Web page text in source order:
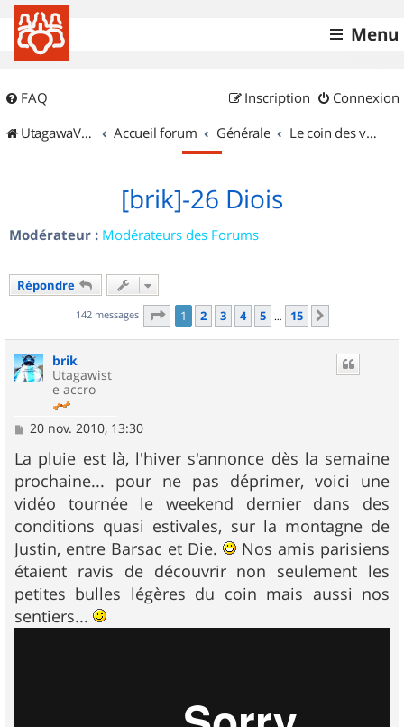
Menu
FAQ Connexion
Inscription
UtagawaVTT (Randos VTT et VTTAE avec traces GPS)
Accueil forum Générale Le coin des vidéastes
[brik]-26 Diois
Modérateur : Modérateurs des Forums
Répondre
142 messages Page 1sur
1 2 3 4 5 … 15
brik
Utagawist
e accro
M
s
s
a
g
e
20 nov. 2010, 13:30
La pluie est là, l'hiver s'annonce dès la semaine
prochaine... pour ne pas déprimer, voici une
vidéo tournée le weekend dernier dans des
conditions quasi estivales, sur la montagne de
Justin, entre Barsac et Die.
Nos amis parisiens
étaient ravis de découvrir non seulement les
petites bulles légères du coin mais aussi nos
sentiers...